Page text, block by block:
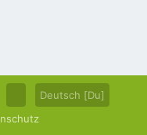
Deutsch [Du]